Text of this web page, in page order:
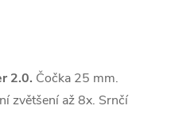
2.0. Čočka 25 mm.
zvětšení až 8x. Srnčí